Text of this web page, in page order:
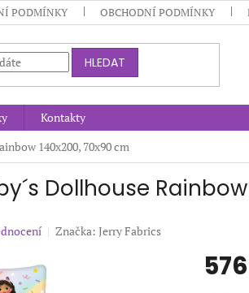
PODMÍNKY OBCHODNÍ PODMÍNKY
HLEDAT
Kontakty
140x200, 70x90 cm
Dollhouse
Značka: Jerry Fabrics